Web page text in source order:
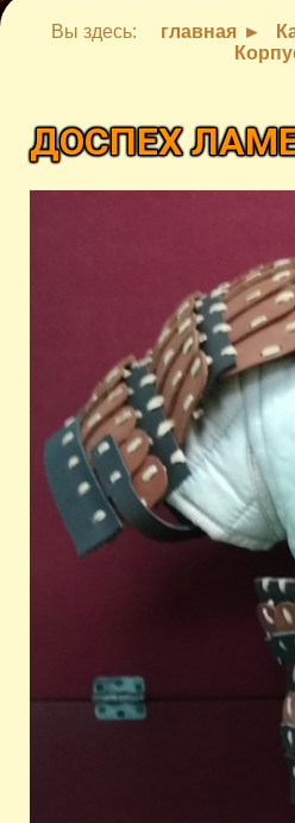
Вы здесь: главная
ДОСПЕХ